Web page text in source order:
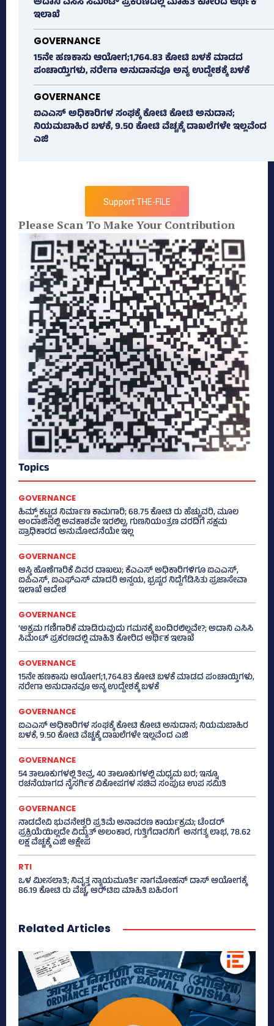
ಇಲಾಖೆ
GOVERNANCE
15ನೇ ಹಣಕಾಸು ಆಯೋಗ;1,764.83 ಕೋಟಿ ಬಳಕೆ ಮಾಡದ
ಪಂಚಾಯ್ತಿಗಳು, ನರೇಗಾ ಅನುದಾನವೂ ಅನ್ಯ ಉದ್ದೇಶಕ್ಕೆ ಬಳಕೆ
GOVERNANCE
ಐಎಎಸ್‌ ಅಧಿಕಾರಿಗಳ ಸಂಘಕ್ಕೆ ಕೋಟಿ ಕೋಟಿ ಅನುದಾನ;
ನಿಯಮಬಾಹಿರ ಬಳಕೆ, 9.50 ಕೋಟಿ ವೆಚ್ಚಕ್ಕೆ ದಾಖಲೆಗಳೇ ಇಲ್ಲವೆಂದ
ಎಜಿ
Support THE-FILE
Please Scan To Make Your Contribution
Topics
GOVERNANCE
ಹಿಮ್ಸ್‌ ಕಟ್ಟಡ ನಿರ್ಮಾಣ ಕಾಮಗಾರಿ; 68.75 ಕೋಟಿ ರು ಹೆಚ್ಚುವರಿ, ಮೂಲ
ಅಂದಾಜಿನಲ್ಲಿ ಅವಕಾಶವೇ ಇರಲಿಲ್ಲ, ಗುಣನಿಯಂತ್ರಣ ವರದಿಗೆ ಸಕ್ಷಮ
ಪ್ರಾಧಿಕಾರದ ಅನುಮೋದನೆಯೇ ಇಲ್ಲ
GOVERNANCE
ಆಸ್ತಿ ಹೊಣೆಗಾರಿಕೆ ವಿವರ ದಾಖಲು; ಕೆಎಎಸ್ ಅಧಿಕಾರಿಗಳಿಗೂ ಐಎಎಸ್‌,
ಐಪಿಎಸ್‌, ಐಎಫ್‌ಎಸ್‌ ಮಾದರಿ ಅನ್ವಯ, ಭ್ರಷ್ಟರ ನಿದ್ದೆಗೆಡಿಸಿತು ಪ್ರಜಾಸೇವಾ
ಇಲಾಖೆ ಆದೇಶ
GOVERNANCE
‘ಅಕ್ರಮ ಗಣಿಗಾರಿಕೆ ಮಾಡಿರುವುದು ಗಮನಕ್ಕೆ ಬಂದಿರಲಿಲ್ಲವೇ?; ಅದಾನಿ ಎಸಿಸಿ
ಸಿಮೆಂಟ್ ಪ್ರಕರಣದಲ್ಲಿ ಮಾಹಿತಿ ಕೋರಿದ ಆರ್ಥಿಕ ಇಲಾಖೆ
GOVERNANCE
15ನೇ ಹಣಕಾಸು ಆಯೋಗ;1,764.83 ಕೋಟಿ ಬಳಕೆ ಮಾಡದ ಪಂಚಾಯ್ತಿಗಳು,
ನರೇಗಾ ಅನುದಾನವೂ ಅನ್ಯ ಉದ್ದೇಶಕ್ಕೆ ಬಳಕೆ
GOVERNANCE
ಐಎಎಸ್‌ ಅಧಿಕಾರಿಗಳ ಸಂಘಕ್ಕೆ ಕೋಟಿ ಕೋಟಿ ಅನುದಾನ; ನಿಯಮಬಾಹಿರ
ಬಳಕೆ, 9.50 ಕೋಟಿ ವೆಚ್ಚಕ್ಕೆ ದಾಖಲೆಗಳೇ ಇಲ್ಲವೆಂದ ಎಜಿ
GOVERNANCE
54 ತಾಲೂಕುಗಳಲ್ಲಿ ತೀವ್ರ, 40 ತಾಲೂಕುಗಳಲ್ಲಿ ಮಧ್ಯಮ ಬರ; ಇನ್ನೂ
ರಚನೆಯಾಗದ ನೈಸರ್ಗಿಕ ವಿಕೋಪಗಳ ಸಚಿವ ಸಂಪುಟ ಉಪ ಸಮಿತಿ
GOVERNANCE
ನಾಡದೇವಿ ಭುವನೇಶ್ವರಿ ಪ್ರತಿಮೆ ಅನಾವರಣ ಕಾರ್ಯಕ್ರಮ; ಟೆಂಡರ್
ಪ್ರಕ್ರಿಯೆಯಿಲ್ಲದೇ ವಿದ್ಯುತ್‌ ಅಲಂಕಾರ, ಗುತ್ತಿಗೆದಾರನಿಗೆ ಅನಗತ್ಯ ಲಾಭ, 78.62
ಲಕ್ಷ ವೆಚ್ಚಕ್ಕೆ ಎಜಿ ಆಕ್ಷೇಪ
RTI
ಒಳ ಮೀಸಲಾತಿ; ನಿವೃತ್ತ ನ್ಯಾಯಮೂರ್ತಿ ನಾಗಮೋಹನ್ ದಾಸ್ ಆಯೋಗಕ್ಕೆ
86.19 ಕೋಟಿ ರು ವೆಚ್ಚ, ಆರ್‍‌ಟಿಐ ಮಾಹಿತಿ ಬಹಿರಂಗ
Related Articles